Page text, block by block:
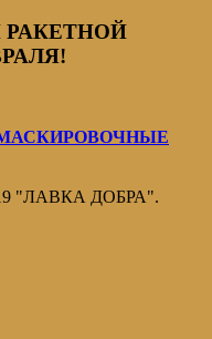
"ЛАВКА ДОБРА".